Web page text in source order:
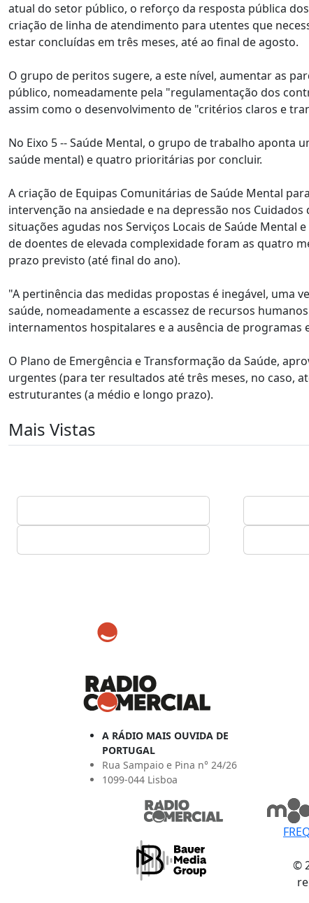
atual do setor público, o reforço da resposta pública
criação de linha de atendimento para utentes que
estar concluídas em três meses, até ao final de agosto.
O grupo de peritos sugere, a este nível, aumentar as
público, nomeadamente pela "regulamentação dos
assim como o desenvolvimento de "critérios claros e
No Eixo 5 -- Saúde Mental, o grupo de trabalho aponta
saúde mental) e quatro prioritárias por concluir.
A criação de Equipas Comunitárias de Saúde Mental
intervenção na ansiedade e na depressão nos
situações agudas nos Serviços Locais de Saúde
de doentes de elevada complexidade foram as quatro
prazo previsto (até final do ano).
"A pertinência das medidas propostas é inegável, uma
saúde, nomeadamente a escassez de recursos
internamentos hospitalares e a ausência de
O Plano de Emergência e Transformação da Saúde,
urgentes (para ter resultados até três meses, no caso,
estruturantes (a médio e longo prazo).
Mais Vistas
A RÁDIO MAIS OUVIDA DE
PORTUGAL
Rua Sampaio e Pina n° 24/26
1099-044 Lisboa
©